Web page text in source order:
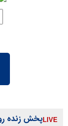
پخش زنده